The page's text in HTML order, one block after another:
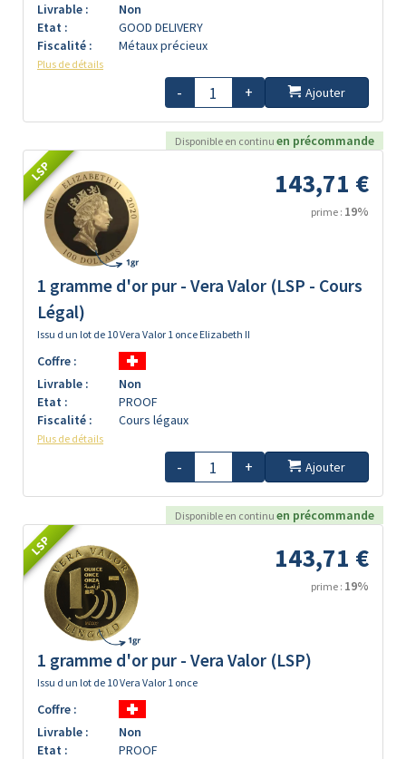
Livrable :
Non
Etat :
GOOD DELIVERY
Fiscalité :
Métaux précieux
Plus de détails
- + Ajouter
Disponible en continu en précommande
LSP 143,71 €
prime : 19%
1 gramme d'or pur - Vera Valor (LSP - Cours
Légal)
Issu d un lot de 10 Vera Valor 1 once Elizabeth II
Coffre :
Livrable :
Non
Etat :
PROOF
Fiscalité :
Cours légaux
Plus de détails
- + Ajouter
Disponible en continu en précommande
LSP 143,71 €
prime : 19%
1 gramme d'or pur - Vera Valor (LSP)
Issu d un lot de 10 Vera Valor 1 once
Coffre :
Livrable :
Non
Etat :
PROOF